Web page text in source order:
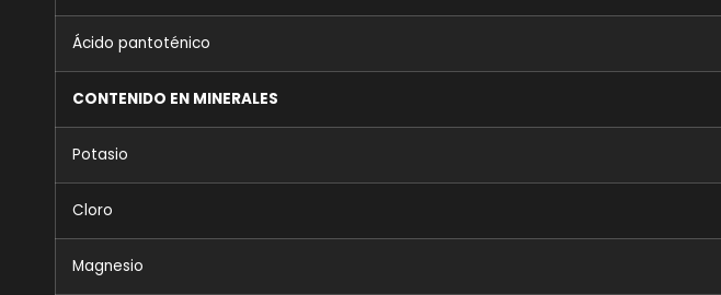
Ácido pantoténico
CONTENIDO EN MINERALES
Potasio
Cloro
Magnesio